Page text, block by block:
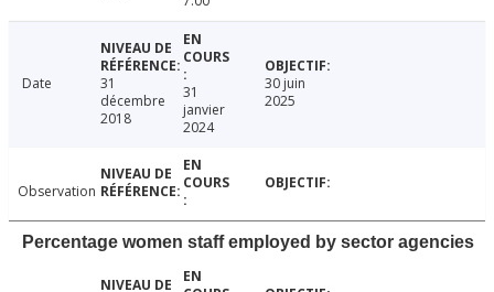
Date
31
décembre
2018
31
janvier
2024
30 juin
2025
Observation
Percentage women staff employed by sector agencies